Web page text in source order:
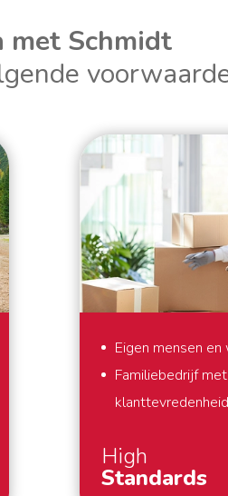
met Schmidt
Eigen mensen en
Familiebedrijf
klanttevredenheid
High
Standards